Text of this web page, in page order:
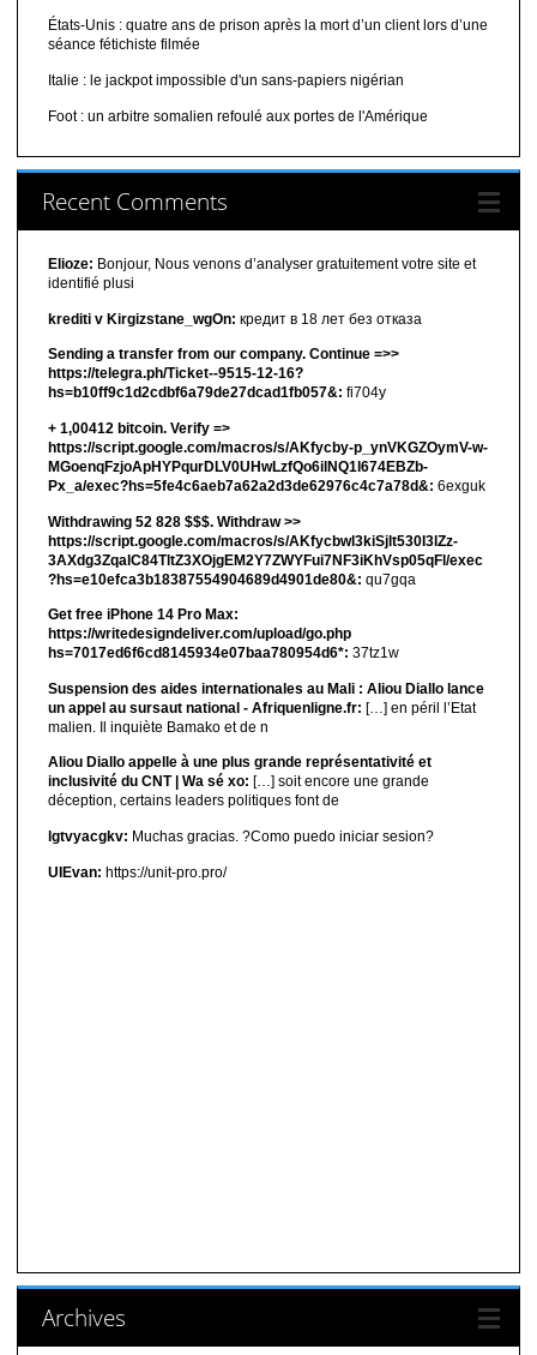
États-Unis : quatre ans de prison après la mort d’un client lors d’une
séance fétichiste filmée
Italie : le jackpot impossible d'un sans-papiers nigérian
Foot : un arbitre somalien refoulé aux portes de l'Amérique
Recent Comments
Elioze: Bonjour, Nous venons d’analyser gratuitement votre site et
identifié plusi
krediti v Kirgizstane_wgOn: кредит в 18 лет без отказа
Sending a transfer from our company. Continue =>>
https://telegra.ph/Ticket--9515-12-16?
hs=b10ff9c1d2cdbf6a79de27dcad1fb057&: fi704y
+ 1,00412 bitсоin. Verify =>
https://script.google.com/macros/s/AKfycby-p_ynVKGZOymV-w-
MGoenqFzjoApHYPqurDLV0UHwLzfQo6ilNQ1l674EBZb-
Px_a/exec?hs=5fe4c6aeb7a62a2d3de62976c4c7a78d&: 6exguk
Withdrawing 52 828 $$$. Withdrаw >>
https://script.google.com/macros/s/AKfycbwl3kiSjlt530I3lZz-
3AXdg3ZqalC84TltZ3XOjgEM2Y7ZWYFui7NF3iKhVsp05qFl/exec
?hs=e10efca3b18387554904689d4901de80&: qu7gqa
Get free iPhone 14 Pro Max:
https://writedesigndeliver.com/upload/go.php
hs=7017ed6f6cd8145934e07baa780954d6*: 37tz1w
Suspension des aides internationales au Mali : Aliou Diallo lance
un appel au sursaut national - Afriquenligne.fr: […] en péril l’Etat
malien. Il inquiète Bamako et de n
Aliou Diallo appelle à une plus grande représentativité et
inclusivité du CNT | Wa sé xo: […] soit encore une grande
déception, certains leaders politiques font de
lgtvyacgkv: Muchas gracias. ?Como puedo iniciar sesion?
UIEvan: https://unit-pro.pro/
Archives